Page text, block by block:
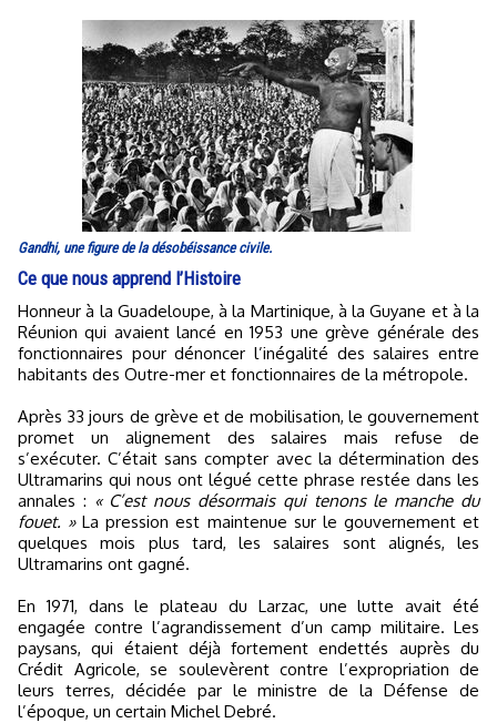
Gandhi, une figure de la désobéissance civile.
Ce que nous apprend l’Histoire
Honneur à la Guadeloupe, à la Martinique, à la Guyane et à la
Réunion qui avaient lancé en 1953 une grève générale des
fonctionnaires pour dénoncer l’inégalité des salaires entre
habitants des Outre-mer et fonctionnaires de la métropole.
Après 33 jours de grève et de mobilisation, le gouvernement
promet un alignement des salaires mais refuse de
s’exécuter. C’était sans compter avec la détermination des
Ultramarins qui nous ont légué cette phrase restée dans les
annales : « C’est nous désormais qui tenons le manche du
fouet. »La pression est maintenue sur le gouvernement et
quelques mois plus tard, les salaires sont alignés, les
Ultramarins ont gagné.
En 1971, dans le plateau du Larzac, une lutte avait été
engagée contre l’agrandissement d’un camp militaire. Les
paysans, qui étaient déjà fortement endettés auprès du
Crédit Agricole, se soulevèrent contre l’expropriation de
leurs terres, décidée par le ministre de la Défense de
l’époque, un certain Michel Debré.